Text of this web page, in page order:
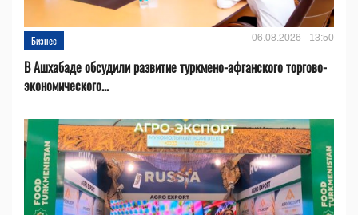
Бизнес 06.08.2026 - 13:50
В Ашхабаде обсудили развитие туркмено-афганского торгово-
экономического...